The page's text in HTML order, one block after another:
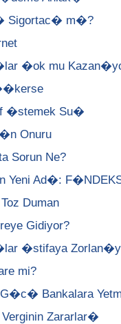
Sigortac� m�?
�ok mu
�stemek Su�
Onuru
Sorun Ne?
Yeni Ad�:
Duman
Gidiyor?
�stifaya
mi?
Bankalara
Zararlar�